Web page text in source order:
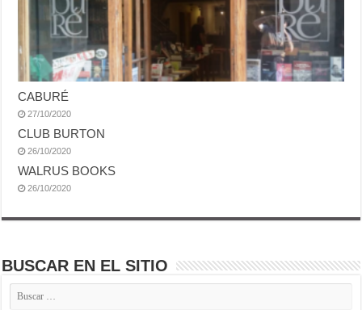
CABURÉ
27/10/2020
CLUB BURTON
26/10/2020
WALRUS BOOKS
26/10/2020
BUSCAR EN EL SITIO